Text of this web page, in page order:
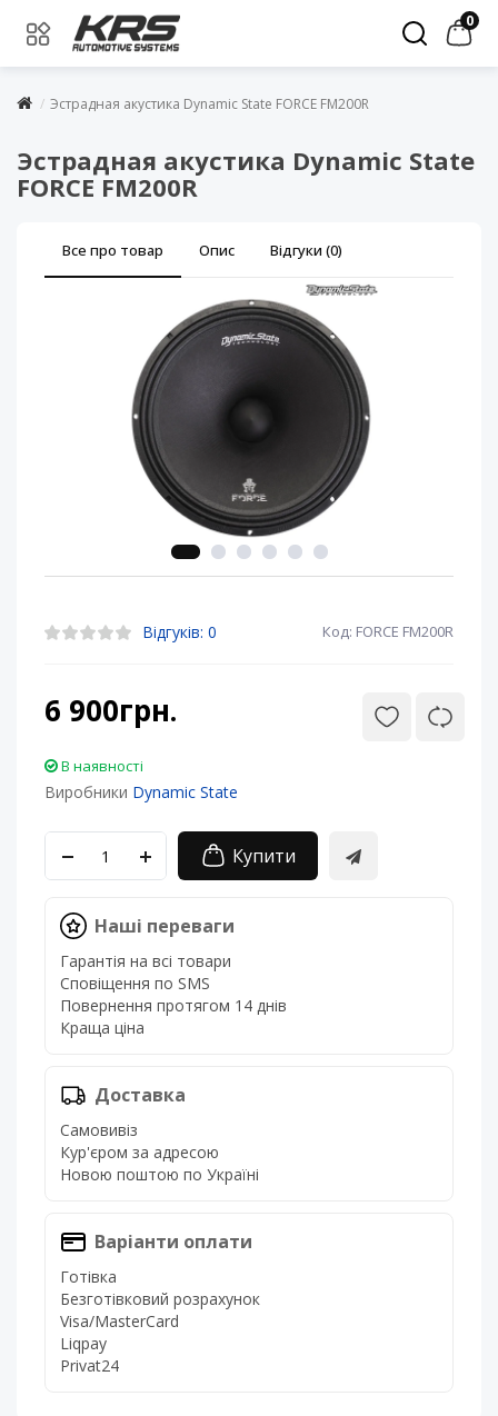
0
Эстрадная акустика Dynamic State FORCE FM200R
Эстрадная акустика Dynamic State
FORCE FM200R
Все про товар Опис Відгуки (0)
Відгуків: 0 Код: FORCE FM200R
6 900грн.
В наявності
Виробники Dynamic State
Купити
Наші переваги
Гарантія на всі товари
Сповіщення по SMS
Повернення протягом 14 днів
Краща ціна
Доставка
Самовивіз
Кур'єром за адресою
Новою поштою по Україні
Варіанти оплати
Готівка
Безготівковий розрахунок
Visa/MasterCard
Liqpay
Privat24